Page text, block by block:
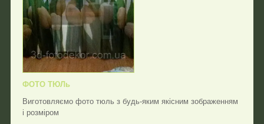
ФОТО ТЮЛь
Виготовляємо фото тюль з будь-яким якісним зображенням
і розміром